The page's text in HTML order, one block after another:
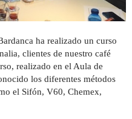
ha realizado un curso
clientes de nuestro café
realizado en el Aula de
los diferentes métodos
el Sifón, V60, Chemex,